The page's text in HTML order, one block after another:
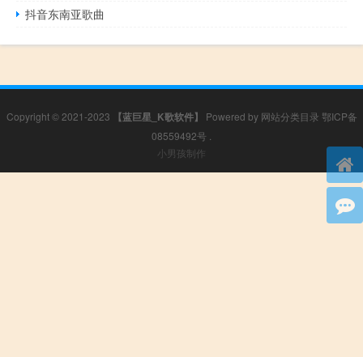
抖音东南亚歌曲
Copyright © 2021-2023 【蓝巨星_K歌软件】 Powered by 网站分类目录 鄂ICP备
08559492号
小男孩制作